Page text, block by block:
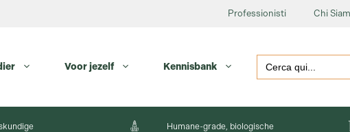
Professionisti Chi
Voor jezelf Kennisbank
Cercare:
Humane-grade, biologische